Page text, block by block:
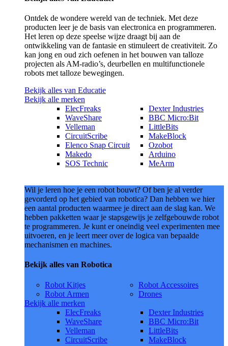
Ontdek de wondere wereld van de techniek. Met deze
producten leer je de basis van electronica en programmeren.
Het leren op deze speelse wijze draagt bij aan de
ontwikkeling van de fantasie en stimuleert de creativiteit. Zo
kan jong en oud zich oefenen in het bouwen van talloze
projecten als AM-radio’s, deurbellen en multifunctionele
robots met talloze bewegingen.
Bekijk alles van Educatie
Bekijk alle merken
ElecFreaks
WaveShare
Velleman
CircuitScribe
Elenco Snap Circuit
Makedo
SOS Technic
Dexter Industries
BBC Micro:Bit
LittleBits
MakeBlock
Ozobot
Arduino
MeArm
Wil je leren hoe je een robot bouwt? Of ben je al verder
gevorderd op het gebied van robotica? Dan hebben we hier
een aantal producten waarmee je direct aan de slag kan. We
hebben pakketten waar je stapsgewijs je zelfgebouwde robot
te programmeren. Je kunt er oneindig veel experimenten mee
uitvoeren, en je leert meer over de logica van bepaalde
mechanismen en machines.
Bekijk alles van Robotica
Robot Kitjes
Robot Armen
Robot Accessoires
Drones
Bekijk alle merken
ElecFreaks
WaveShare
Velleman
CircuitScribe
Dexter Industries
BBC Micro:Bit
LittleBits
MakeBlock